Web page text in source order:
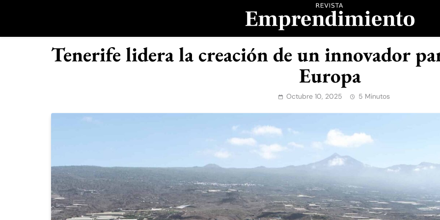
Revista
Tenerife lidera la creación de un innovador
Europa
Octubre 10, 2025 5 Minutos